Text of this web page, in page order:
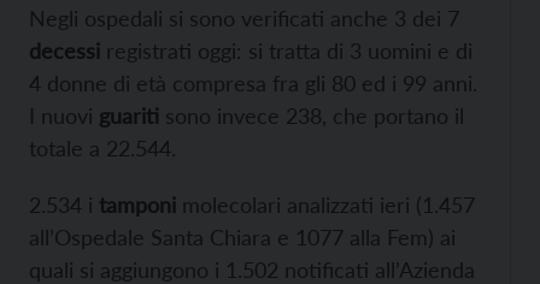
Negli ospedali si sono verificati anche 3 dei 7
decessi registrati oggi: si tratta di 3 uomini e di
4 donne di età compresa fra gli 80 ed i 99 anni.
I nuovi guariti sono invece 238, che portano il
totale a 22.544.
2.534 i tamponi molecolari analizzati ieri (1.457
all’Ospedale Santa Chiara e 1077 alla Fem) ai
quali si aggiungono i 1.502 notificati all’Azienda